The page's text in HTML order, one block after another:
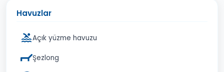
Havuzlar
Açık yüzme havuzu
Şezlong